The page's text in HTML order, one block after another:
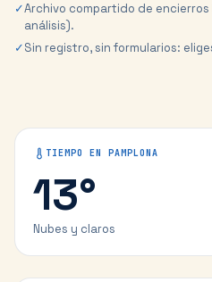
✓Archivo compartido de
análisis).
✓Sin registro, sin formularios:
TIEMPO EN PAMPLONA
13°
Nubes y claros